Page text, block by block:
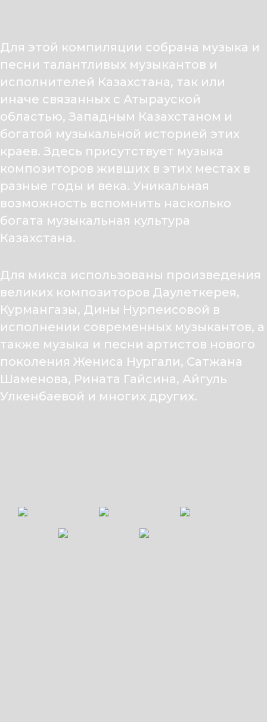
Для этой компиляции собрана музыка и
песни талантливых музыкантов и
исполнителей Казахстана, так или
иначе связанных с Атырауской
областью, Западным Казахстаном и
богатой музыкальной историей этих
краев. Здесь присутствует музыка
композиторов живших в этих местах в
разные годы и века. Уникальная
возможность вспомнить насколько
богата музыкальная культура
Казахстана.
Для микса использованы произведения
великих композиторов Даулеткерея,
Курмангазы, Дины Нурпеисовой в
исполнении современных музыкантов, а
также музыка и песни артистов нового
поколения Жениса Нургали, Сатжана
Шаменова, Рината Гайсина, Айгуль
Улкенбаевой и многих других.